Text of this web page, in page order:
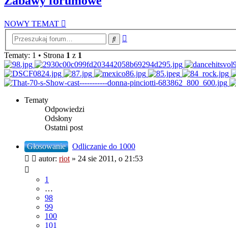
NOWY TEMAT
Szukaj
Tematy: 1 • Strona 1 z 1
Tematy
Odpowiedzi
Odsłony
Ostatni post
Głosowanie
Odliczanie do 1000
autor: riot » 24 sie 2011, o 21:53
1
…
98
99
100
101